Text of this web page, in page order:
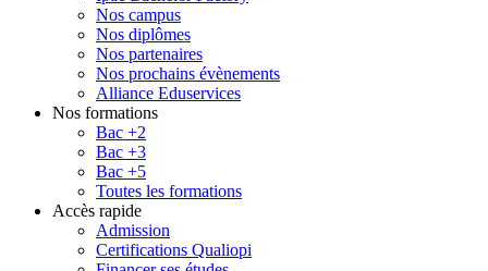
Nos campus
Nos diplômes
Nos partenaires
Nos prochains évènements
Alliance Eduservices
Nos formations
Bac +2
Bac +3
Bac +5
Toutes les formations
Accès rapide
Admission
Certifications Qualiopi